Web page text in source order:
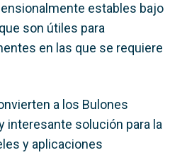
estables bajo
son útiles para
en las que se requiere
a los Bulones
interesante solución para la
y aplicaciones